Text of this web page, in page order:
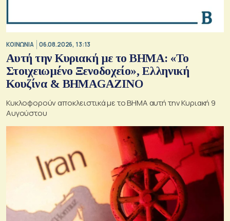
ΚΟΙΝΩΝΙΑ 06.08.2026, 13:13
Αυτή την Κυριακή με το ΒΗΜΑ: «Το
Στοιχειωμένο Ξενοδοχείο», Ελληνική
Κουζίνα & ΒΗΜΑGAZINO
Κυκλοφορούν αποκλειστικά με το ΒΗΜΑ αυτή την Κυριακή 9
Αυγούστου